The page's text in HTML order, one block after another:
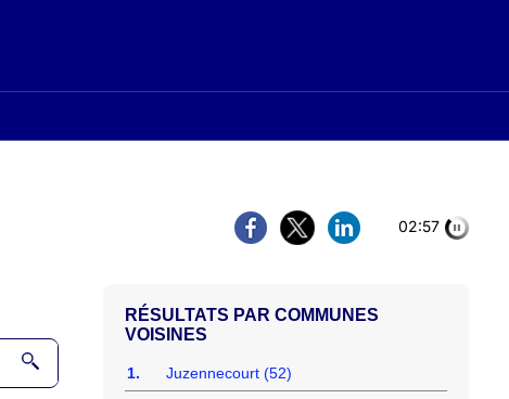
02:56
COMMUNES
VOISINES
1. Juzennecourt (52)